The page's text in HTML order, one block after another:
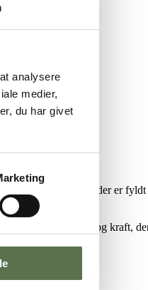
analysere
medier,
du har givet
brombærsnurre, der er
fulde af smag, saft og kraft,
God bagelyst!